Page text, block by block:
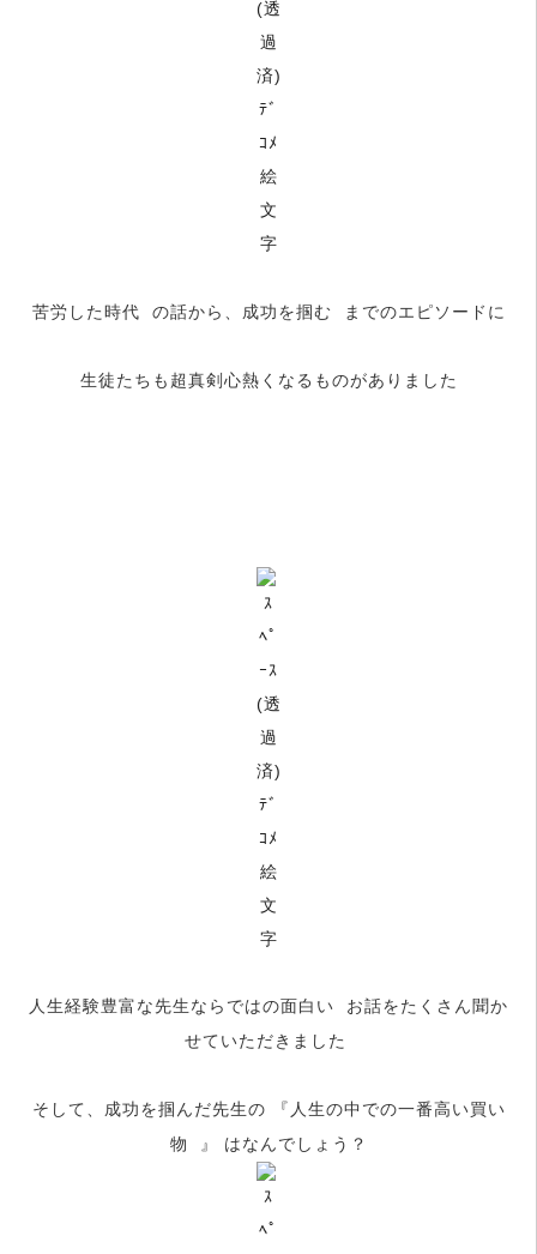
苦労した時代 の話から、成功を掴む までのエピソードに
生徒たちも超真剣心熱くなるものがありました
人生経験豊富な先生ならではの面白い
お話をたくさん聞か
せていただきました
そして、成功を掴んだ先生の 『人生の中での一番高い買い
物
』 はなんでしょう？